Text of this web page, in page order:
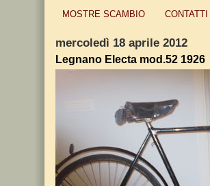
MOSTRE SCAMBIO
mercoledì 18 aprile 2012
Legnano Electa mod.52 1926